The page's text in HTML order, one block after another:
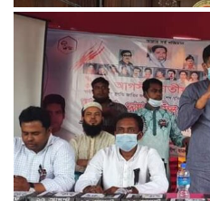
করোনায় স্বজন হারা ১৫০ পরিবারকে